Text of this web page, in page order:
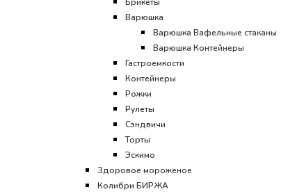
Брикеты
Варюшка
Варюшка Вафельные стаканы
Варюшка Контейнеры
Гастроемкости
Контейнеры
Рожки
Рулеты
Сэндвичи
Торты
Эскимо
Здоровое мороженое
Колибри БИРЖА